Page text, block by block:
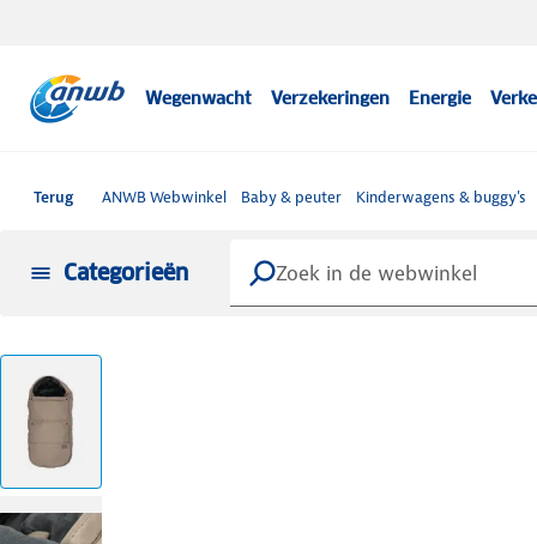
Wegenwacht Verzekeringen Energie
Terug ANWB Webwinkel Baby & peuter Kinderwagens & buggy's
Categorieën